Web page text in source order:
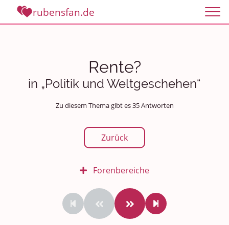
rubensfan.de
Rente?
in „Politik und Weltgeschehen“
Zu diesem Thema gibt es 35 Antworten
Zurück
Forenbereiche
Rundum Leben
Politik und Weltgeschehen